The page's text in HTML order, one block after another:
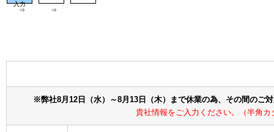
入力
⇒
⇒
※弊社8月12日（水）～8月13日（木）まで休業の為、その間のご
貴社情報をご入力ください。（半角